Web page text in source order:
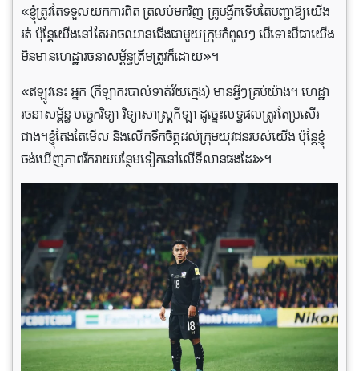
«ខ្ញុំត្រូវតែទទួលយកការពិត ត្រលប់មកវិញ គ្រូបង្វឹកទើបតែបញ្ជាឱ្យយើង
រត់ ប៉ុន្តែយើងនៅតែអាចឈានជើងជាមួយក្រុមកំពូលៗ បើទោះបីជាយើង
មិនមានហេដ្ឋារចនាសម្ព័ន្ធត្រឹមត្រូវក៏ដោយ»។
«ឥឡូវនេះ អ្នក (កីឡាករបាល់ទាត់វ័យក្មេង) មានអ្វីៗគ្រប់យ៉ាង។ ហេដ្ឋា
រចនាសម្ព័ន្ធ បច្ចេកវិទ្យា វិទ្យាសាស្ត្រកីឡា ដូច្នេះលទ្ធផលត្រូវតែប្រសើរ
ជាង។ខ្ញុំតែងតែមើល និងលើកទឹកចិត្តដល់ក្រុមយុវជនរបស់យើង ប៉ុន្តែខ្ញុំ
ចង់ឃើញភាពរីករាយបន្ថែមទៀតនៅលើទីលានផងដែរ»។